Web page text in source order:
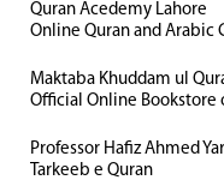
Quran Acedemy Lahore
Online Quran and Arabic
Maktaba Khuddam ul
Official Online Bookstore
Professor Hafiz Ahmed Yar
Tarkeeb e Quran